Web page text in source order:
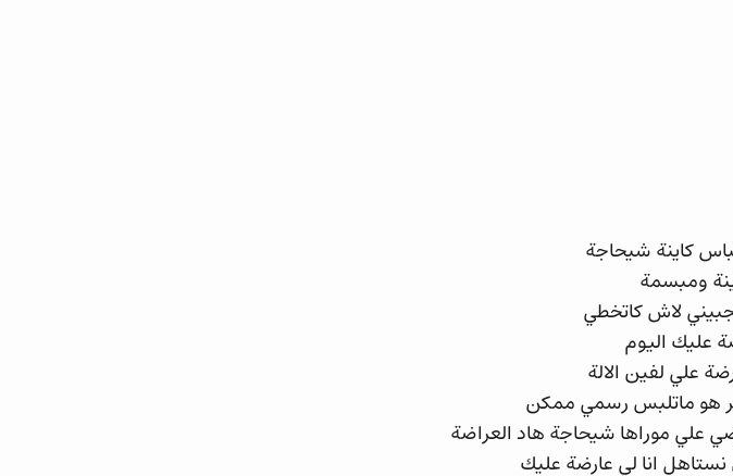
كاينة شيحاجة
ومبسمة
لاش كاتخطي
عليك اليوم
علي لفين الالة
هو ماتلبس رسمي ممكن
علي موراها شيحاجة هاد العراضة
انا لي عارضة عليك